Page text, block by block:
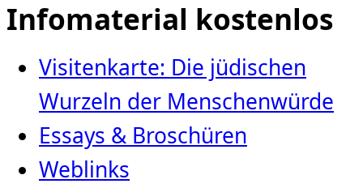
Infomaterial kostenlos
Visitenkarte: Die jüdischen
Wurzeln der Menschenwürde
Essays & Broschüren
Weblinks